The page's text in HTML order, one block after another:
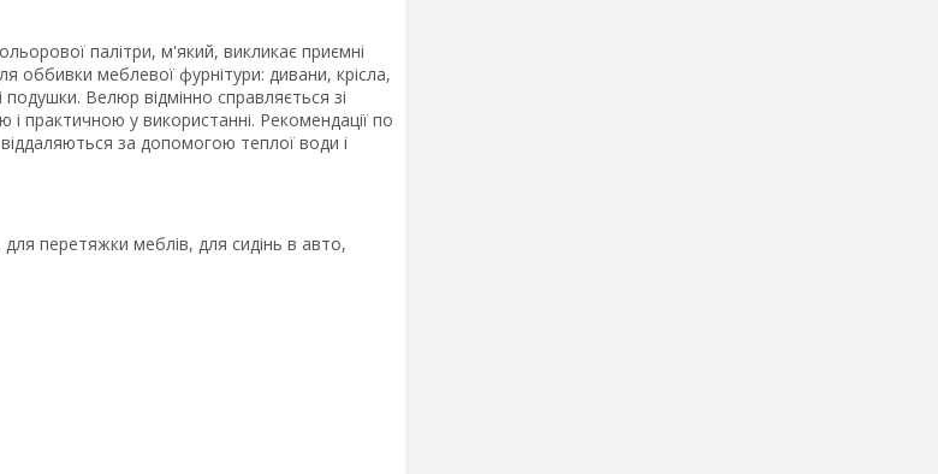
палітри, м'який, викликає приємні
оббивки меблевої фурнітури: дивани, крісла,
Велюр відмінно справляється зі
практичною у використанні. Рекомендації по
за допомогою теплої води і
перетяжки меблів, для сидінь в авто,